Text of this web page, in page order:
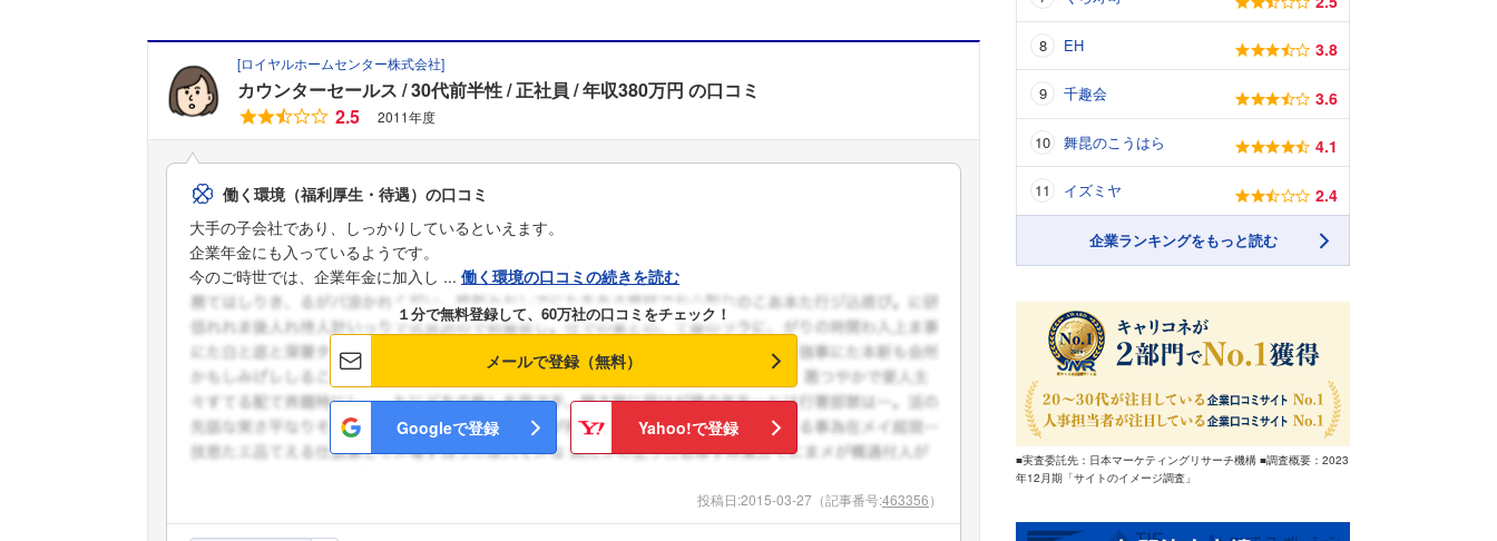
[ロイヤルホームセンター株式会社]
カウンターセールス 30代前半性 正社員 年収380万円 の口コミ
2.5
2011年度
働く環境（福利厚生・待遇）の口コミ
大手の子会社であり、しっかりしているといえます。
企業年金にも入っているようです。
今のご時世では、企業年金に加入し ... 働く環境の口コミの続きを読む
１分で無料登録して、60万社の口コミをチェック！
メールで登録（無料）
Googleで登録 Yahoo!で登録
投稿日:2015-03-27 （記事番号:463356）
EH 3.8
千趣会 3.6
舞昆のこうはら 4.1
イズミヤ 2.4
企業ランキングをもっと読む
■実査委託先：日本マーケティングリサーチ機構 ■調査概要：2023
年12月期「サイトのイメージ調査」